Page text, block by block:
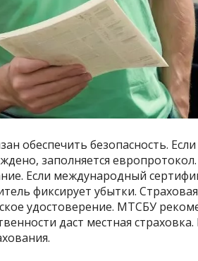
обеспечить безопасность. Если
заполняется
Если международный
фиксирует убытки.
удостоверение. МТСБУ
даст местная